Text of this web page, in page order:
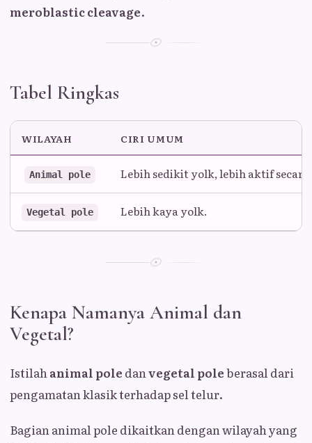
meroblastic cleavage.
Tabel Ringkas
WILAYAH CIRI UMUM
Animal pole Lebih sedikit yolk, lebih aktif
Vegetal pole Lebih kaya yolk.
Kenapa Namanya Animal dan
Vegetal?
Istilahanimal pole danvegetal poleberasal dari
pengamatan klasik terhadap sel telur.
Bagian animal pole dikaitkan dengan wilayah yang